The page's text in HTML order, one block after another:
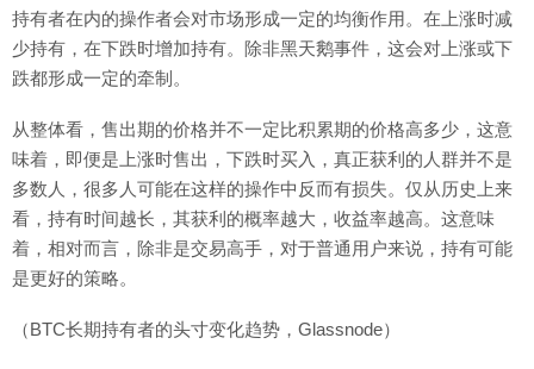
持有者在内的操作者会对市场形成一定的均衡作用。在上涨时减
少持有，在下跌时增加持有。除非黑天鹅事件，这会对上涨或下
跌都形成一定的牵制。
从整体看，售出期的价格并不一定比积累期的价格高多少，这意
味着，即便是上涨时售出，下跌时买入，真正获利的人群并不是
多数人，很多人可能在这样的操作中反而有损失。仅从历史上来
看，持有时间越长，其获利的概率越大，收益率越高。这意味
着，相对而言，除非是交易高手，对于普通用户来说，持有可能
是更好的策略。
（BTC长期持有者的头寸变化趋势，Glassnode）